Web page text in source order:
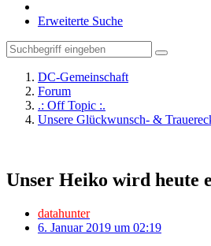
Erweiterte Suche
DC-Gemeinschaft
Forum
.: Off Topic :.
Unsere Glückwunsch- &
Unser Heiko wird heute
datahunter
6. Januar 2019 um 02:19